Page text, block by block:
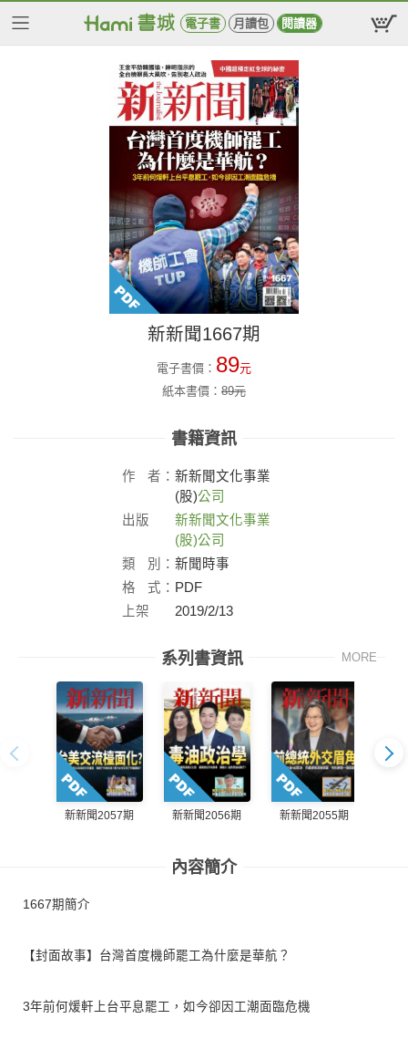
電子書 月讀包 閱讀器
新新聞1667期
電子書價： 89元
紙本書價： 89元
書籍資訊
作 者： 新新聞文化事業
(股)公司
出版
新新聞文化事業
(股)公司
類
別： 新聞時事
格
式： PDF
上架
2019/2/13
系列書資訊 MORE
新新聞2057期 新新聞2056期 新新聞2055期
內容簡介
1667期簡介
【封面故事】台灣首度機師罷工為什麼是華航？
3年前何煖軒上台平息罷工，如今卻因工潮面臨危機